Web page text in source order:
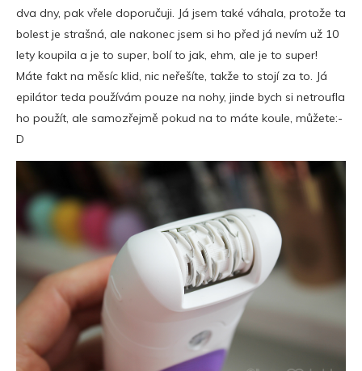
dva dny, pak vřele doporučuji. Já jsem také váhala, protože ta
bolest je strašná, ale nakonec jsem si ho před já nevím už 10
lety koupila a je to super, bolí to jak, ehm, ale je to super!
Máte fakt na měsíc klid, nic neřešíte, takže to stojí za to. Já
epilátor teda používám pouze na nohy, jinde bych si netroufla
ho použít, ale samozřejmě pokud na to máte koule, můžete:-
D